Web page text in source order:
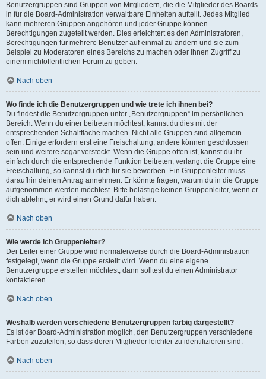
Benutzergruppen sind Gruppen von Mitgliedern, die die Mitglieder des Boards
in für die Board-Administration verwaltbare Einheiten aufteilt. Jedes Mitglied
kann mehreren Gruppen angehören und jeder Gruppe können
Berechtigungen zugeteilt werden. Dies erleichtert es den Administratoren,
Berechtigungen für mehrere Benutzer auf einmal zu ändern und sie zum
Beispiel zu Moderatoren eines Bereichs zu machen oder ihnen Zugriff zu
einem nichtöffentlichen Forum zu geben.
Nach oben
Wo finde ich die Benutzergruppen und wie trete ich ihnen bei?
Du findest die Benutzergruppen unter „Benutzergruppen“ im persönlichen
Bereich. Wenn du einer beitreten möchtest, kannst du dies mit der
entsprechenden Schaltfläche machen. Nicht alle Gruppen sind allgemein
offen. Einige erfordern erst eine Freischaltung, andere können geschlossen
sein und weitere sogar versteckt. Wenn die Gruppe offen ist, kannst du ihr
einfach durch die entsprechende Funktion beitreten; verlangt die Gruppe eine
Freischaltung, so kannst du dich für sie bewerben. Ein Gruppenleiter muss
daraufhin deinen Antrag annehmen. Er könnte fragen, warum du in die Gruppe
aufgenommen werden möchtest. Bitte belästige keinen Gruppenleiter, wenn er
dich ablehnt, er wird einen Grund dafür haben.
Nach oben
Wie werde ich Gruppenleiter?
Der Leiter einer Gruppe wird normalerweise durch die Board-Administration
festgelegt, wenn die Gruppe erstellt wird. Wenn du eine eigene
Benutzergruppe erstellen möchtest, dann solltest du einen Administrator
kontaktieren.
Nach oben
Weshalb werden verschiedene Benutzergruppen farbig dargestellt?
Es ist der Board-Administration möglich, den Benutzergruppen verschiedene
Farben zuzuteilen, so dass deren Mitglieder leichter zu identifizieren sind.
Nach oben